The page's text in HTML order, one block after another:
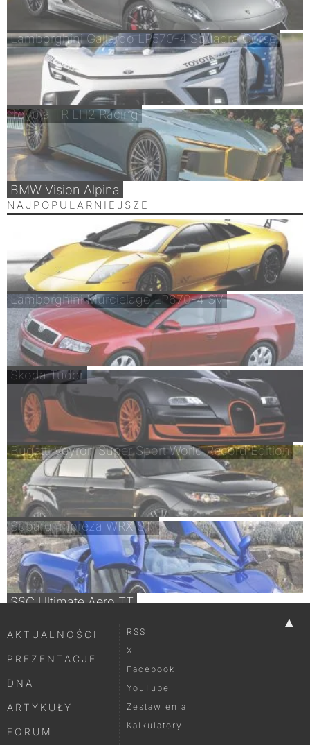
Lamborghini Gallardo LP570-4 Squadra Corse
Toyota TR LH2 Racing
BMW Vision Alpina
NAJPOPULARNIEJSZE
Lamborghini Murcielago LP670-4 SV
Skoda Tudor
Bugatti Veyron Super Sport World Record Edition
Subaru Impreza WRX STI
SSC Ultimate Aero TT
▲
AKTUALNOŚCI
PREZENTACJE
DNA
ARTYKUŁY
FORUM
RSS
X
Facebook
YouTube
Zestawienia
Kalkulatory